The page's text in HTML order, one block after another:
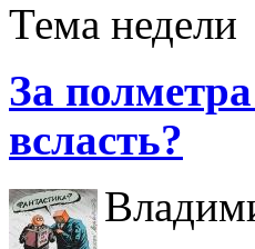
Тема недели
За
всласть?